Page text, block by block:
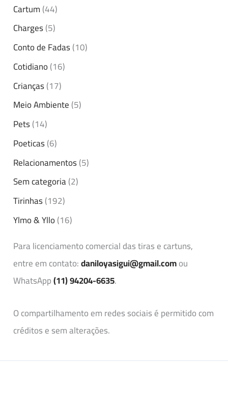
Cartum(44)
Charges(5)
Conto de Fadas(10)
Cotidiano(16)
Crianças(17)
Meio Ambiente(5)
Pets(14)
Poeticas(6)
Relacionamentos(5)
Sem categoria(2)
Tirinhas(192)
Ylmo & Yllo(16)
Para licenciamento comercial das tiras e cartuns,
entre em contato:daniloyasigui@gmail.comou
WhatsApp(11) 94204-6635.
O compartilhamento em redes sociais é permitido com
créditos e sem alterações.